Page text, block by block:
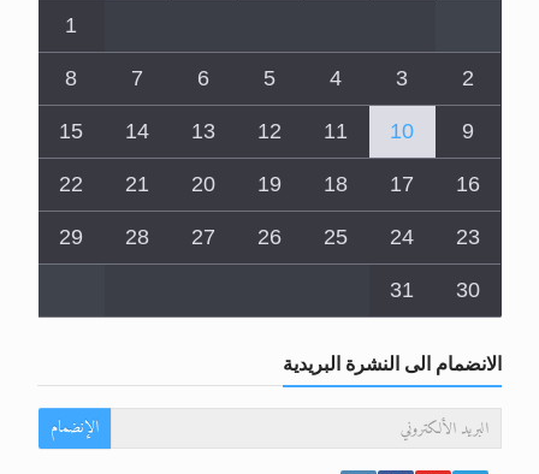
1
2
3
4
5
6
7
8
9
10
11
12
13
14
15
16
17
18
19
20
21
22
23
24
25
26
27
28
29
30
31
الانضمام الى النشرة البريدية
الإنضمام